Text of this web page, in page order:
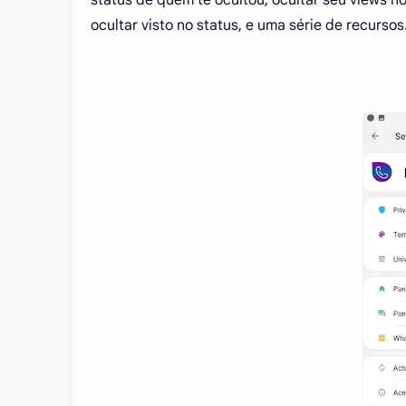
ocultar visto no status, e uma série de